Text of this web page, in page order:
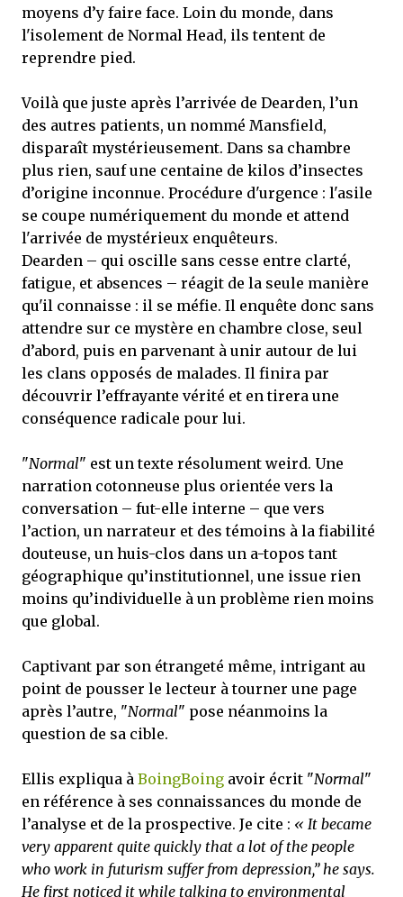
moyens d’y faire face. Loin du monde, dans
l'isolement de Normal Head, ils tentent de
reprendre pied.
Voilà que juste après l’arrivée de Dearden, l’un
des autres patients, un nommé Mansfield,
disparaît mystérieusement. Dans sa chambre
plus rien, sauf une centaine de kilos d’insectes
d’origine inconnue. Procédure d'urgence : l'asile
se coupe numériquement du monde et attend
l'arrivée de mystérieux enquêteurs.
Dearden – qui oscille sans cesse entre clarté,
fatigue, et absences – réagit de la seule manière
qu'il connaisse : il se méfie. Il enquête donc sans
attendre sur ce mystère en chambre close, seul
d’abord, puis en parvenant à unir autour de lui
les clans opposés de malades. Il finira par
découvrir l’effrayante vérité et en tirera une
conséquence radicale pour lui.
"Normal" est un texte résolument weird. Une
narration cotonneuse plus orientée vers la
conversation – fut-elle interne – que vers
l’action, un narrateur et des témoins à la fiabilité
douteuse, un huis-clos dans un a-topos tant
géographique qu’institutionnel, une issue rien
moins qu’individuelle à un problème rien moins
que global.
Captivant par son étrangeté même, intrigant au
point de pousser le lecteur à tourner une page
après l’autre, "Normal" pose néanmoins la
question de sa cible.
Ellis expliqua à BoingBoing avoir écrit "Normal"
en référence à ses connaissances du monde de
l’analyse et de la prospective. Je cite : « It became
very apparent quite quickly that a lot of the people
who work in futurism suffer from depression,” he says.
He first noticed it while talking to environmental